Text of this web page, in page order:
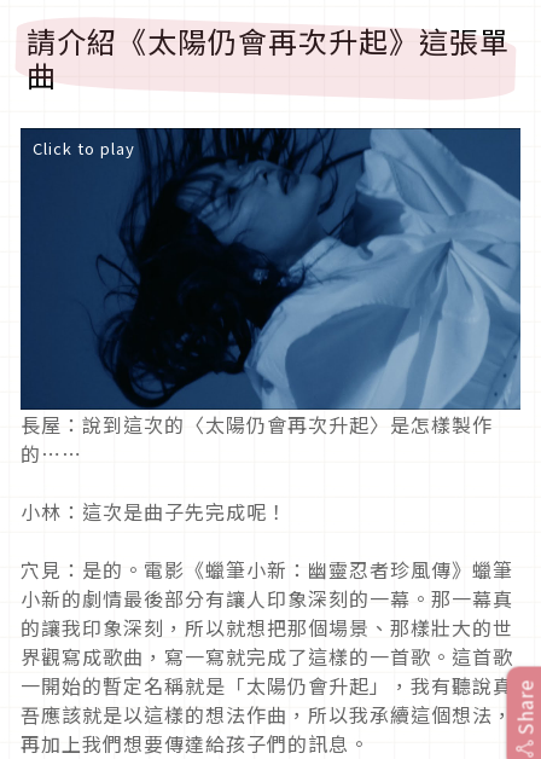
請介紹《太陽仍會再次升起》這張單
曲
Click to play
長屋：說到這次的〈太陽仍會再次升起〉是怎樣製作
的⋯⋯
小林：這次是曲子先完成呢！
穴見：是的。電影《蠟筆小新：幽靈忍者珍風傳》蠟筆
小新的劇情最後部分有讓人印象深刻的一幕。那一幕真
的讓我印象深刻，所以就想把那個場景、那樣壯大的世
界觀寫成歌曲，寫一寫就完成了這樣的一首歌。這首歌
一開始的暫定名稱就是「太陽仍會升起」，我有聽說真
吾應該就是以這樣的想法作曲，所以我承續這個想法，
再加上我們想要傳達給孩子們的訊息。
Share